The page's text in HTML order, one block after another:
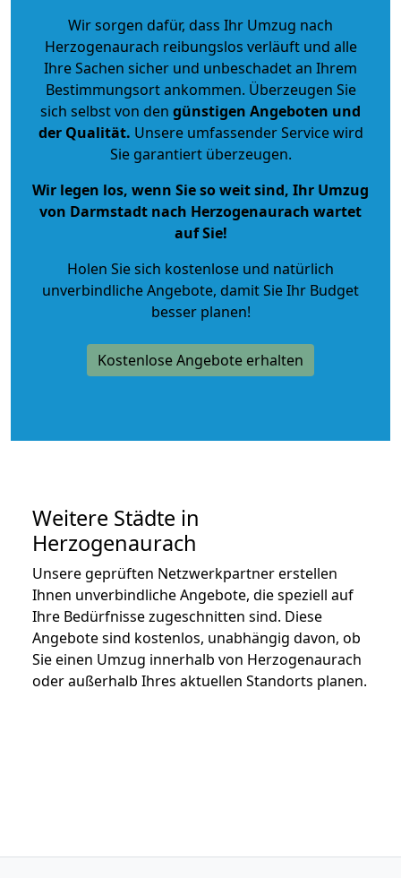
Wir sorgen dafür, dass Ihr Umzug nach
Herzogenaurach reibungslos verläuft und alle
Ihre Sachen sicher und unbeschadet an Ihrem
Bestimmungsort ankommen. Überzeugen Sie
sich selbst von den günstigen Angeboten und
der Qualität. Unsere umfassender Service wird
Sie garantiert überzeugen.
Wir legen los, wenn Sie so weit sind, Ihr Umzug
von Darmstadt nach Herzogenaurach wartet
auf Sie!
Holen Sie sich kostenlose und natürlich
unverbindliche Angebote, damit Sie Ihr Budget
besser planen!
Kostenlose Angebote erhalten
Weitere Städte in
Herzogenaurach
Unsere geprüften Netzwerkpartner erstellen
Ihnen unverbindliche Angebote, die speziell auf
Ihre Bedürfnisse zugeschnitten sind. Diese
Angebote sind kostenlos, unabhängig davon, ob
Sie einen Umzug innerhalb von Herzogenaurach
oder außerhalb Ihres aktuellen Standorts planen.